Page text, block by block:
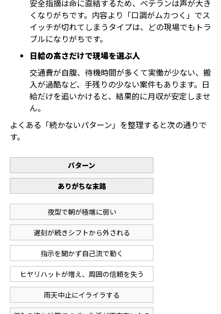
安全指摘は命に直結するため、ベテランは声が大き
くなりがちです。内容より「口調がムカつく」でス
イッチが切れてしまうタイプは、どの現場でもトラ
ブルになりがちです。
日給の高さだけで現場を選ぶ人
交通費が自腹、待機時間が多くて実働が少ない、搬
入が過酷など、手残りの少ない案件もあります。日
給だけを追いかけると、結果的に月収が安定しませ
ん。
よくある「続かないパターン」を整理すると次の通りで
す。
パターン
ありがちな末路
夜型で朝が極端に弱い
遅刻が続きシフトから外される
指示を聞かず自己流で動く
ヒヤリハットが増え、周囲の信頼を失う
雨天中止にイライラする